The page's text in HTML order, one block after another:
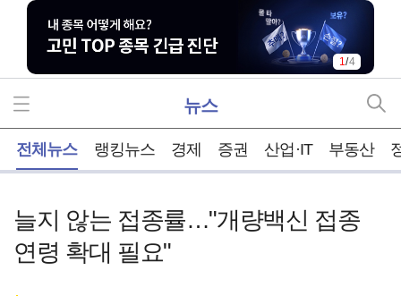
1/4
뉴스
전체뉴스 랭킹뉴스 경제 증권 산업·IT 부동산
늘지 않는 접종률…"개량백신 접종
연령 확대 필요"